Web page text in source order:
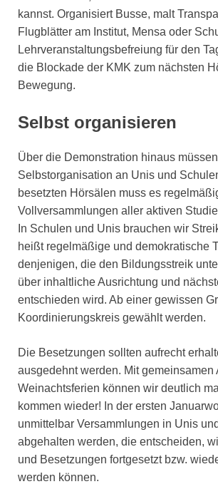
kannst. Organisiert Busse, malt
Flugblätter am Institut, Mensa oder
Lehrveranstaltungsbefreiung für den
die Blockade der KMK zum nächsten
Bewegung.
Selbst organisieren
Über die Demonstration hinaus
Selbstorganisation an Unis und
besetzten Hörsälen muss es
Vollversammlungen aller aktiven
In Schulen und Unis brauchen wir
heißt regelmäßige und demokratische
denjenigen, die den Bildungsstreik
über inhaltliche Ausrichtung und
entschieden wird. Ab einer gewissen
Koordinierungskreis gewählt werden.
Die Besetzungen sollten aufrecht
ausgedehnt werden. Mit gemeinsamen
Weinachtsferien können wir deutlich
kommen wieder! In der ersten
unmittelbar Versammlungen in Unis
abgehalten werden, die entscheiden,
und Besetzungen fortgesetzt bzw.
werden können.